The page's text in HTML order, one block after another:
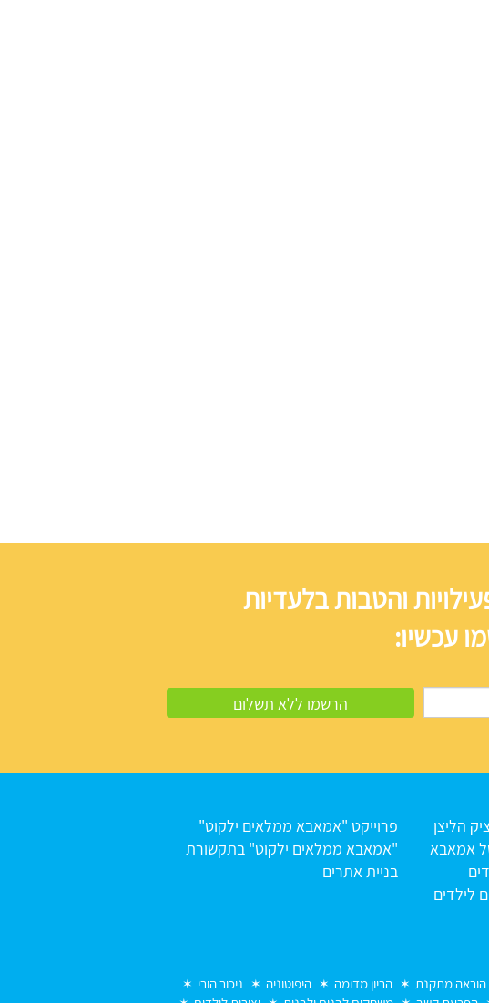
והטבות בלעדיות
עכשיו:
הליצן
אמאבא
לילדים
פרוייקט "אמאבא ממלאים ילקוט"
"אמאבא ממלאים ילקוט" בתקשורת
בניית אתרים
הוראה מתקנת הריון מדומה היפוטוניה
ניכור הורי